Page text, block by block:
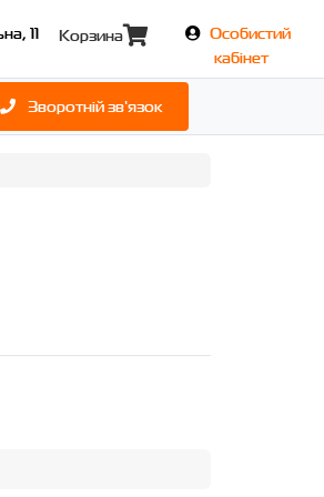
11 Корзина
Особистий
кабінет
Зворотній зв'язок